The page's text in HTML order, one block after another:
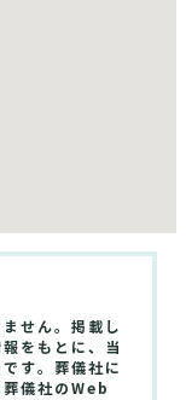
せん。掲載し
をもとに、当
す。葬儀社に
儀社のWeb